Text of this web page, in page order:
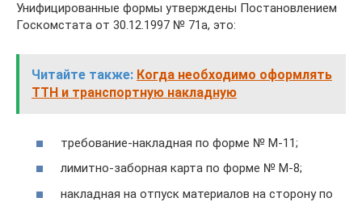
Унифицированные формы утверждены Постановлением
Госкомстата от 30.12.1997 № 71а, это:
Читайте также: Когда необходимо оформлять
ТТН и транспортную накладную
требование-накладная по форме № М-11;
лимитно-заборная карта по форме № М-8;
накладная на отпуск материалов на сторону по